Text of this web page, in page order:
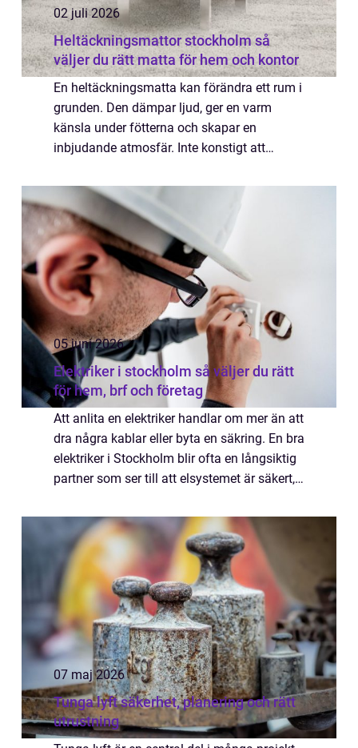
02 juli 2026
Heltäckningsmattor stockholm så
väljer du rätt matta för hem och kontor
En heltäckningsmatta kan förändra ett rum i
grunden. Den dämpar ljud, ger en varm
känsla under fötterna och skapar en
inbjudande atmosfär. Inte konstigt att
där många vill ha både ombonade hem och
mer...
05 juni 2026
Elektriker i stockholm så väljer du rätt
för hem, brf och företag
Att anlita en elektriker handlar om mer än att
dra några kablar eller byta en säkring. En bra
elektriker i Stockholm blir ofta en långsiktig
partner som ser till att elsystemet är säkert,
faktiskt lever och ...
07 maj 2026
Tunga lyft säkerhet, planering och rätt
utrustning